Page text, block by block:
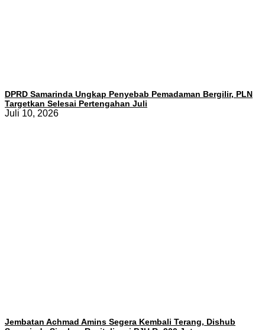
DPRD Samarinda Ungkap Penyebab Pemadaman Bergilir, PLN
Targetkan Selesai Pertengahan Juli
Juli 10, 2026
Jembatan Achmad Amins Segera Kembali Terang, Dishub